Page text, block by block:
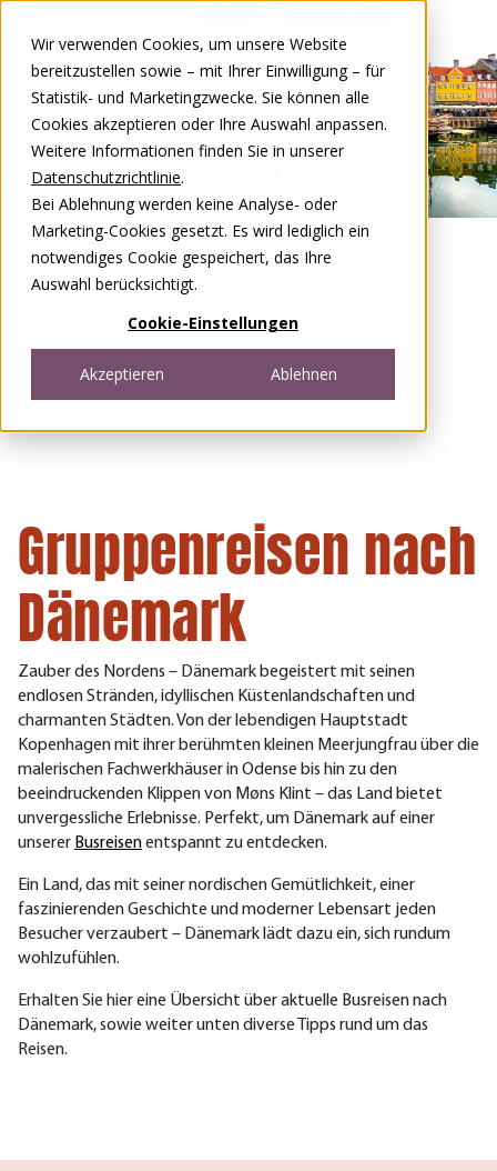
Wir verwenden Cookies, um unsere Website
bereitzustellen sowie – mit Ihrer Einwilligung – für
Statistik- und Marketingzwecke. Sie können alle
Cookies akzeptieren oder Ihre Auswahl anpassen.
Weitere Informationen finden Sie in unserer
Datenschutzrichtlinie.
Bei Ablehnung werden keine Analyse- oder
Marketing-Cookies gesetzt. Es wird lediglich ein
notwendiges Cookie gespeichert, das Ihre
Auswahl berücksichtigt.
Cookie-Einstellungen
Akzeptieren Ablehnen
DEFR
Open menu
Gruppenreisen nach
Dänemark
Zauber des Nordens – Dänemark begeistert mit seinen
endlosen Stränden, idyllischen Küstenlandschaften und
charmanten Städten. Von der lebendigen Hauptstadt
Kopenhagen mit ihrer berühmten kleinen Meerjungfrau über die
malerischen Fachwerkhäuser in Odense bis hin zu den
beeindruckenden Klippen von Møns Klint – das Land bietet
unvergessliche Erlebnisse. Perfekt, um Dänemark auf einer
unserer Busreisenentspannt zu entdecken.
Ein Land, das mit seiner nordischen Gemütlichkeit, einer
faszinierenden Geschichte und moderner Lebensart jeden
Besucher verzaubert – Dänemark lädt dazu ein, sich rundum
wohlzufühlen.
Erhalten Sie hier eine Übersicht über aktuelle Busreisen nach
Dänemark, sowie weiter unten diverse Tipps rund um das
Reisen.